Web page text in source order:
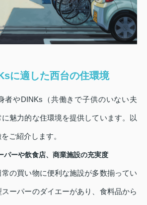
に適した西台の住環境
者やDINKs（共働きで子供のいない夫
魅力的な住環境を提供しています。以
ご紹介します。
パーや飲食店、商業施設の充実度
の買い物に便利な施設が多数揃ってい
ーパーのダイエーがあり、食料品から